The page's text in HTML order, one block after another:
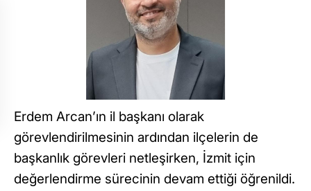
Erdem Arcan’ın il başkanı olarak
görevlendirilmesinin ardından ilçelerin de
başkanlık görevleri netleşirken, İzmit için
değerlendirme sürecinin devam ettiği öğrenildi.